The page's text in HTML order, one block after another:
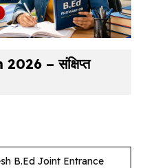
– संक्षिप्त
B.Ed Joint Entrance